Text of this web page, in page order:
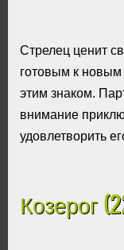
Стрелец ценит
готовым к новым
этим знаком.
внимание
удовлетворить
Козерог